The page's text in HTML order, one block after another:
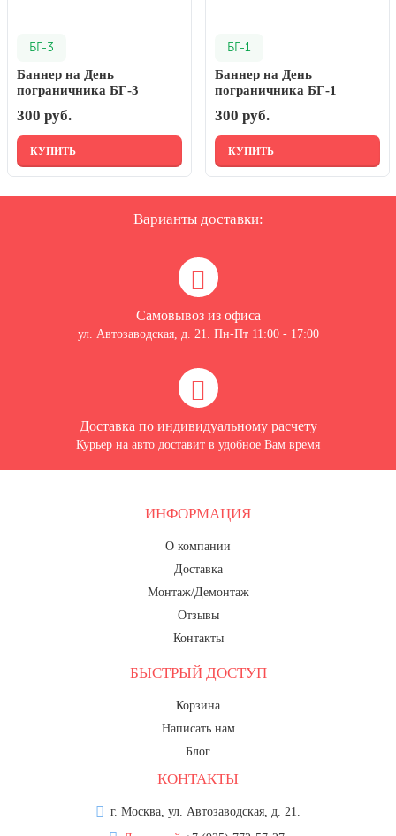
20 декабря, День работника органов
безопасности
Новогоднее оформление
19 января, Крещение Господне
25 января, Татьянин день
8 марта, Международный женский
День геолога (первое воскресенье
12 апреля, День космонавтики
18 апреля, Дни исторического и
6 мая, День герба и флага города
9 мая, День Победы
БГ-3
Баннер на День
пограничника БГ-3
300 руб.
КУПИТЬ
БГ-1
Баннер на День
пограничника БГ-1
300 руб.
КУПИТЬ
Варианты доставки:
Самовывоз из офиса
ул. Автозаводская, д. 21. Пн-Пт 11:00 - 17:00
Доставка по индивидуальному расчету
Курьер на авто доставит в удобное Вам время
ИНФОРМАЦИЯ
О компании
Доставка
Монтаж/Демонтаж
Отзывы
Контакты
БЫСТРЫЙ ДОСТУП
Корзина
Написать нам
Блог
КОНТАКТЫ
г. Москва, ул. Автозаводская, д. 21.